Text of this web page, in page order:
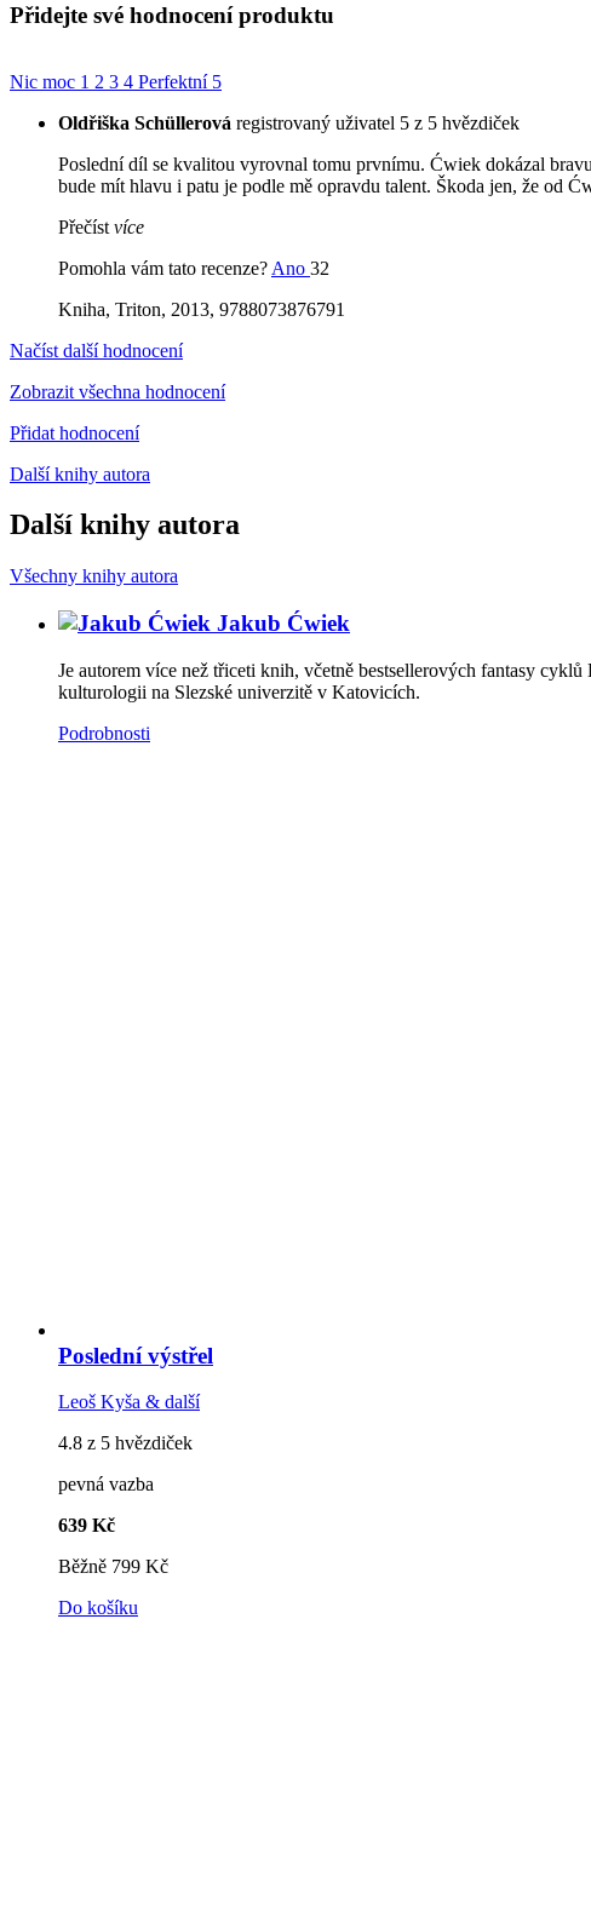
Přidejte své hodnocení produktu
Nic moc 1 2 3 4 Perfektní 5
Oldřiška Schüllerová registrovaný uživatel 5 z 5 hvězdiček
Poslední díl se kvalitou vyrovnal tomu prvnímu. Ćwiek dokázal
bude mít hlavu i patu je podle mě opravdu talent. Škoda jen, že od
Přečíst více
Pomohla vám tato recenze? Ano 32
Kniha, Triton, 2013, 9788073876791
Načíst další hodnocení
Zobrazit všechna hodnocení
Přidat hodnocení
Další knihy autora
Další knihy autora
Všechny knihy autora
Jakub Ćwiek
Je autorem více než třiceti knih, včetně bestsellerových fantasy
kulturologii na Slezské univerzitě v Katovicích.
Podrobnosti
Poslední výstřel
Leoš Kyša & další
4.8 z 5 hvězdiček
pevná vazba
639 Kč
Běžně 799 Kč
Do košíku